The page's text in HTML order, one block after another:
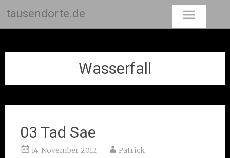
tausendorte.de
Wasserfall
03 Tad Sae
14. November 2012 Patrick